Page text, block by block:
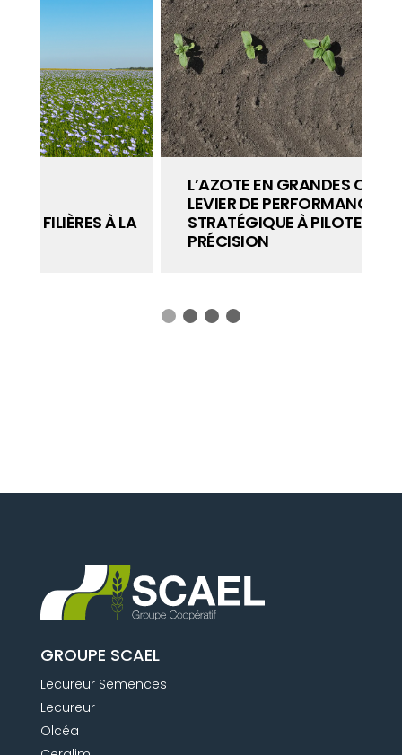
L’AZOTE EN GRANDES CULTURES : UN
LEVIER DE PERFORMANCE
STRATÉGIQUE À PILOTER AVEC
GROUPE SCAEL
Lecureur Semences
Lecureur
Olcéa